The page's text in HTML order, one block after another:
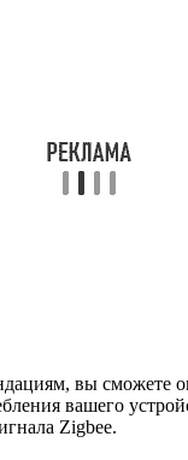
вы сможете
вашего
Zigbee.